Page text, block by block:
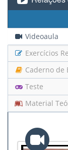
Videoaula
Exercícios
Caderno de
Teste
Material